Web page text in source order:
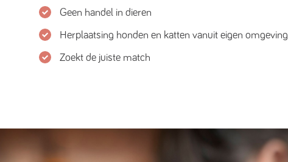
Geen handel in dieren
Herplaatsing honden en katten vanuit eigen omgeving
Zoekt de juiste match